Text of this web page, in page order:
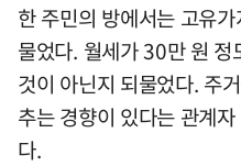
한 주민의 방에서는 고유
물었다. 월세가 30만 원
것이 아닌지 되물었다. 주
추는 경향이 있다는 관계
다.